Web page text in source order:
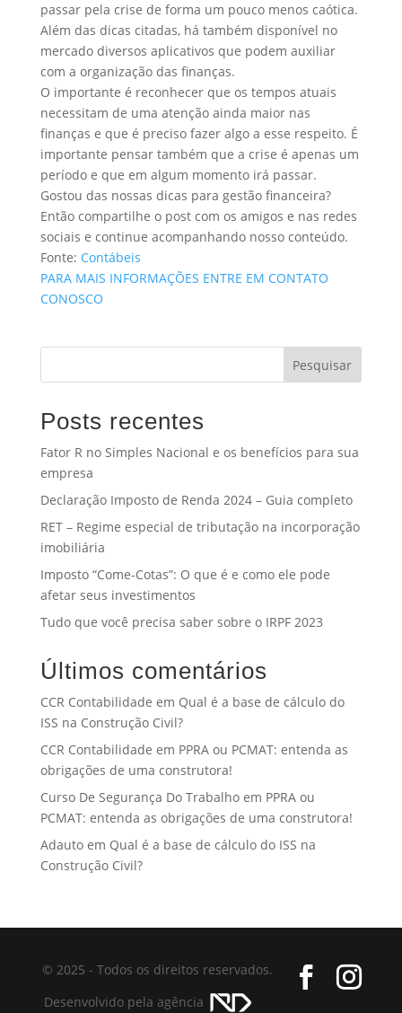
passar pela crise de forma um pouco menos caótica.
Além das dicas citadas, há também disponível no
mercado diversos aplicativos que podem auxiliar
com a organização das finanças.
O importante é reconhecer que os tempos atuais
necessitam de uma atenção ainda maior nas
finanças e que é preciso fazer algo a esse respeito. É
importante pensar também que a crise é apenas um
período e que em algum momento irá passar.
Gostou das nossas dicas para gestão financeira?
Então compartilhe o post com os amigos e nas redes
sociais e continue acompanhando nosso conteúdo.
Fonte: Contábeis
PARA MAIS INFORMAÇÕES ENTRE EM CONTATO
CONOSCO
Pesquisar
Posts recentes
Fator R no Simples Nacional e os benefícios para sua
empresa
Declaração Imposto de Renda 2024 – Guia completo
RET – Regime especial de tributação na incorporação
imobiliária
Imposto “Come-Cotas”: O que é e como ele pode
afetar seus investimentos
Tudo que você precisa saber sobre o IRPF 2023
Últimos comentários
CCR Contabilidade em Qual é a base de cálculo do
ISS na Construção Civil?
CCR Contabilidade em PPRA ou PCMAT: entenda as
obrigações de uma construtora!
Curso De Segurança Do Trabalhoem PPRA ou
PCMAT: entenda as obrigações de uma construtora!
Adautoem Qual é a base de cálculo do ISS na
Construção Civil?
© 2025 - Todos os direitos reservados.
Desenvolvido pela agência